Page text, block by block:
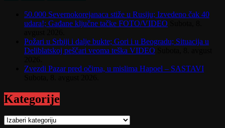
50.000 Severnokorejanaca stiže u Rusiju; Izvedeno čak 40
udara!; Gađane ključne tačke FOTO/VIDEO
Požari u Srbiji i dalje bukte; Gori i u Beogradu; Situacija u
Deliblatskoj peščari veoma teška VIDEO
Zvezdi Pazar pred očima, u mislima Hapoel – SASTAVI
Kategorije
Kategorije